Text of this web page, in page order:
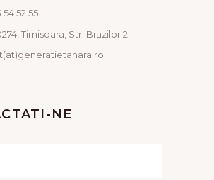
54 52 55
Timisoara, Str. Brazilor 2
NE